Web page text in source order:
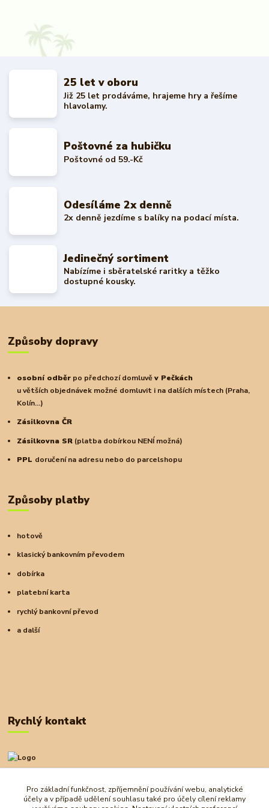
25 let v oboru
Již 25 let prodáváme, hrajeme hry a řešíme
hlavolamy.
Poštovné za hubičku
Poštovné od 59.-Kč
Odesíláme 2x denně
2x denně jezdíme s balíky na podací místa.
Jedinečný sortiment
Nabízíme i sběratelské raritky a těžko
dostupné kousky.
Způsoby dopravy
osobní odběr po předchozí domluvěv Pečkách
u větších objednávek možné domluvit i na dalších místech (Praha,
Kolín...)
Zásilkovna ČR
Zásilkovna SR (platba dobírkou NENÍ možná)
PPL doručení na adresu nebo do parcelshopu
Způsoby platby
hotově
klasický bankovním převodem
dobírka
platební karta
rychlý bankovní převod
a další
Rychlý kontakt
+420 727 972 830
obchod@ostrovherahlavolamu.cz
Pro základní funkčnost, zpříjemnění používání webu, analytické
účely a v případě udělení souhlasu také pro účely cílení reklamy